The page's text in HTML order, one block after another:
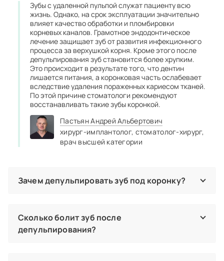
Зубы с удаленной пульпой служат пациенту всю
жизнь. Однако, на срок эксплуатации значительно
влияет качество обработки и пломбировки
корневых каналов. Грамотное эндодонтическое
лечение защищает зуб от развития инфекционного
процесса за верхушкой корня. Кроме этого после
депульпирования зуб становится более хрупким.
Это происходит в результате того, что дентин
лишается питания, а коронковая часть ослабевает
вследствие удаления пораженных кариесом тканей.
По этой причине стоматологи рекомендуют
восстанавливать такие зубы коронкой.
Пастьян Андрей Альбертович
хирург‑имплантолог, стоматолог‑хирург,
врач высшей категории
Зачем депульпировать зуб под коронку?
зубом. Во-первых, так стоматолог исключает развитие
травматического пульпита, который может возникать
вследствие обработки зуба. В таком случае потребуется
Сколько болит зуб после
депульпирования?